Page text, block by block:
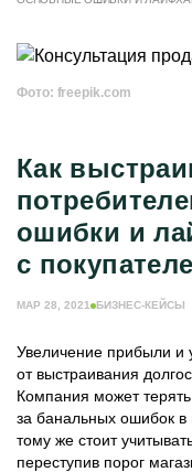
Фото: freepik.com
Как
ошибки и
с
МАР 28, 2021 БИЗНЕС-КЕЙСЫ
Увеличение прибыли и
от выстраивания
Компания может
за банальных ошибок в
тому же стоит
переступив порог